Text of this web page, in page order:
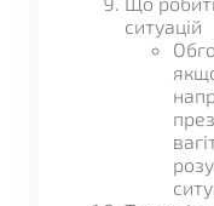
ситуацій